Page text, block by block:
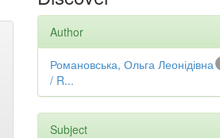
Author
Романовська, Ольга Леонідівна
/ R...
Subject